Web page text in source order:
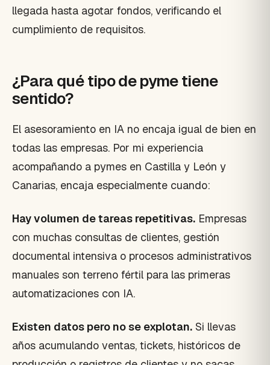
llegada hasta agotar fondos, verificando el
cumplimiento de requisitos.
¿Para qué tipo de pyme tiene
sentido?
El asesoramiento en IA no encaja igual de bien en
todas las empresas. Por mi experiencia
acompañando a pymes en Castilla y León y
Canarias, encaja especialmente cuando:
Hay volumen de tareas repetitivas. Empresas
con muchas consultas de clientes, gestión
documental intensiva o procesos administrativos
manuales son terreno fértil para las primeras
automatizaciones con IA.
Existen datos pero no se explotan. Si llevas
años acumulando ventas, tickets, históricos de